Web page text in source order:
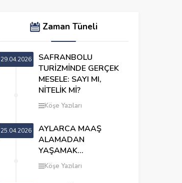
Zaman Tüneli
29.04.2026
SAFRANBOLU
TURİZMİNDE GERÇEK
MESELE: SAYI MI,
NİTELİK Mİ?
Köşe Yazıları
25.04.2026
AYLARCA MAAŞ
ALAMADAN
YAŞAMAK…
Köşe Yazıları